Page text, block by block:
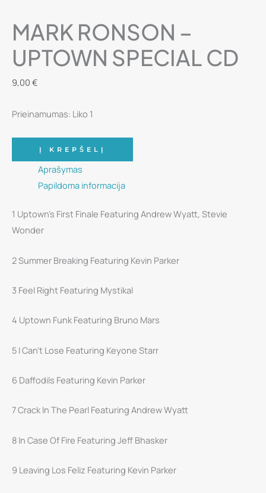
MARK RONSON ‎–
UPTOWN SPECIAL CD
9,00 €
Prieinamumas: Liko 1
produkto
kiekis:
Ronson
‎–
Uptown
CD
Į KREPŠELĮ
Aprašymas
Papildoma informacija
1 Uptown’s First Finale Featuring Andrew Wyatt, Stevie
Wonder
2 Summer Breaking Featuring Kevin Parker
3 Feel Right Featuring Mystikal
4 Uptown Funk Featuring Bruno Mars
5 I Can’t Lose Featuring Keyone Starr
6 Daffodils Featuring Kevin Parker
7 Crack In The Pearl Featuring Andrew Wyatt
8 In Case Of Fire Featuring Jeff Bhasker
9 Leaving Los Feliz Featuring Kevin Parker